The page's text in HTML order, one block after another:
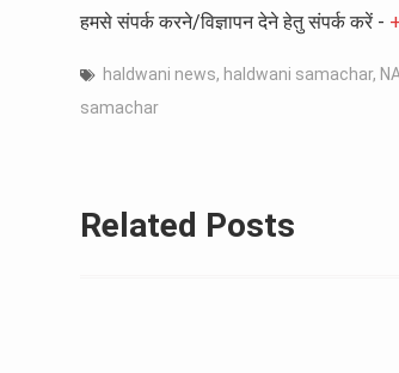
हमसे संपर्क करने/विज्ञापन देने हेतु संपर्क करें -
haldwani news, haldwani samachar,
samachar
Related Posts